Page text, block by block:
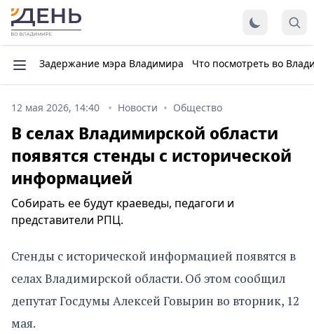
Задержание мэра Владимира Что посмотреть во
12 мая 2026, 14:40 Новости Общество
В селах Владимирской области
появятся стенды с исторической
информацией
Собирать ее будут краеведы, педагоги и
представители РПЦ.
Стенды с исторической информацией появятся в
селах Владимирской области. Об этом сообщил
депутат Госдумы Алексей Говырин во вторник, 12
мая.